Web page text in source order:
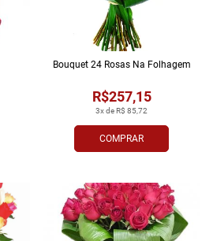
COMPRAR
3x de R$ 85,72
R$257,15
Bouquet 24 Rosas Na Folhagem